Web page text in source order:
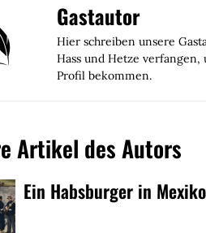
Gastautor
Hier schreiben unsere
Hass und Hetze
Profil bekommen.
Artikel des Autors
Ein Habsburger in Mexiko